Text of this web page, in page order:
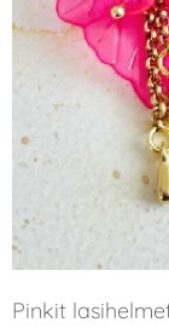
Pinkit